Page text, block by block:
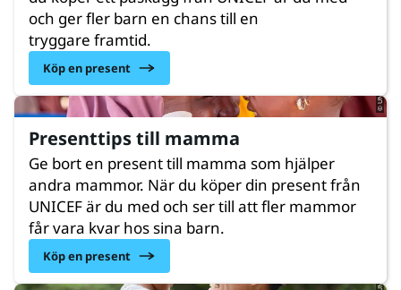
och ger fler barn en chans till en
tryggare framtid.
Köp en present
Presenttips till mamma
Ge bort en present till mamma som hjälper
andra mammor. När du köper din present från
UNICEF är du med och ser till att fler mammor
får vara kvar hos sina barn.
Köp en present